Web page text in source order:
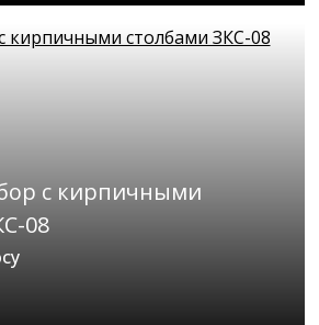
с кирпичными
08